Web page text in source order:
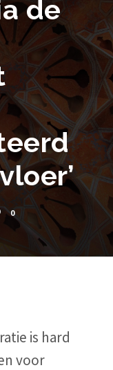
de
0
is hard
voor